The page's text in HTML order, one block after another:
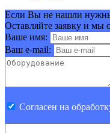
Если Вы не нашли
Оставляйте заявку и мы
Ваше имя:
Ваш e-mail:
Cогласен на